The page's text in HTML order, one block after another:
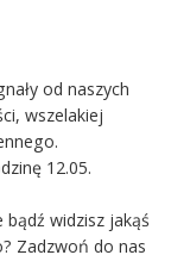
od naszych
wszelakiej
12.05.
widzisz jakąś
Zadzwoń do nas